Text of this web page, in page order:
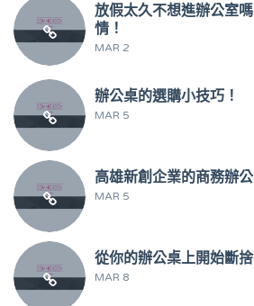
放假太久不想進辦公室
情！
MAR 2
辦公桌的選購小技巧！
MAR 5
高雄新創企業的商務辦
MAR 5
從你的辦公桌上開始斷捨
MAR 8